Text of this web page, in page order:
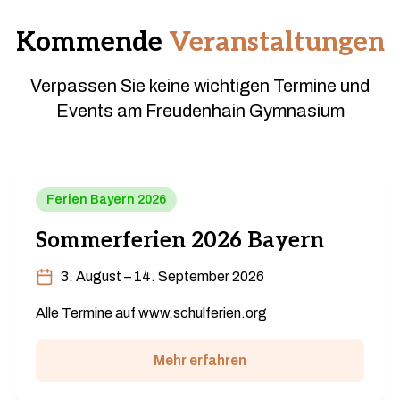
Kommende Veranstaltungen
Verpassen Sie keine wichtigen Termine und
Events am Freudenhain Gymnasium
Ferien Bayern 2026
Sommerferien 2026 Bayern
3. August – 14. September 2026
Alle Termine auf www.schulferien.org
Mehr erfahren